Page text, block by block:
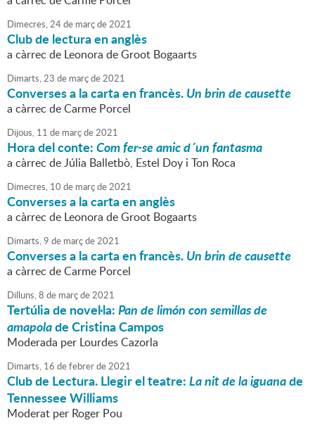
Dimecres,24de marçde2021
Club de lectura en anglès
a càrrec de Leonora de Groot Bogaarts
Dimarts,23 de marçde2021
Converses a la carta en francès.Un brin de causette
a càrrec de Carme Porcel
Dijous, 11 de marçde2021
Hora del conte:Com fer-se amic d´un fantasma
a càrrec de Júlia Balletbò, Estel Doy i Ton Roca
Dimecres, 10 de marçde2021
Converses a la carta en anglès
a càrrec de Leonora de Groot Bogaarts
Dimarts,9 de marçde2021
Converses a la carta en francès.Un brin de causette
a càrrec de Carme Porcel
Dilluns,8 de marçde2021
Tertúlia de novel·la:Pan de limón con semillas de
amapolade Cristina Campos
Moderada per Lourdes Cazorla
Dimarts, 16 defebrerde2021
Club de Lectura. Llegir el teatre:La nit de la iguanade
Tennessee Williams
Moderat per Roger Pou